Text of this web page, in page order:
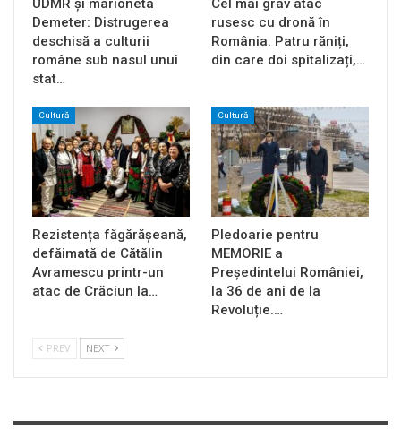
UDMR și marioneta
Demeter: Distrugerea
deschisă a culturii
române sub nasul unui
stat…
Cel mai grav atac
rusesc cu dronă în
România. Patru răniți,
din care doi spitalizați,…
Cultură
Rezistența făgărășeană,
defăimată de Cătălin
Avramescu printr-un
atac de Crăciun la…
Cultură
Pledoarie pentru
MEMORIE a
Președintelui României,
la 36 de ani de la
Revoluție.…
PREV NEXT